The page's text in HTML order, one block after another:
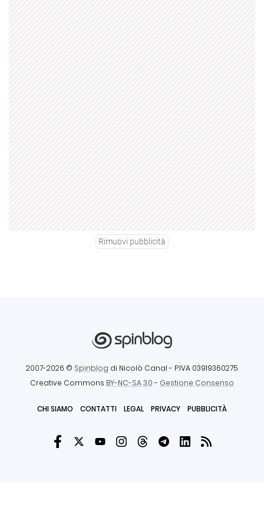
Rimuovi pubblicità
2007-2026 © Spinblog di Nicolò Canal - P.IVA 03919360275
Creative Commons BY-NC-SA 3.0- Gestione Consenso
CHI SIAMO CONTATTI LEGAL PRIVACY PUBBLICITÀ